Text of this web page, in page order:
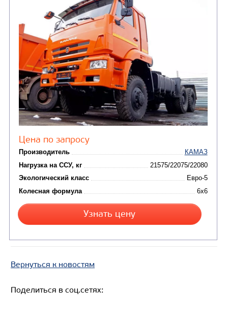
Цена по запросу
Производитель
Нагрузка на ССУ, кг
Экологический класс
Колесная формула
Узнать цену
Вернуться к новостям
Поделиться в соц.сетях: